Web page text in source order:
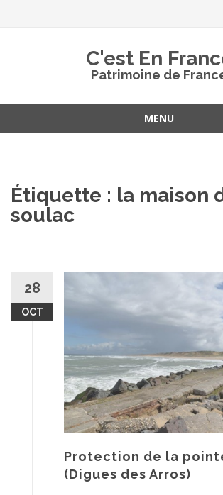
C'est En
Patrimoine de
MENU
Étiquette : la maison
soulac
28
OCT
Protection de la
(Digues des Arros)